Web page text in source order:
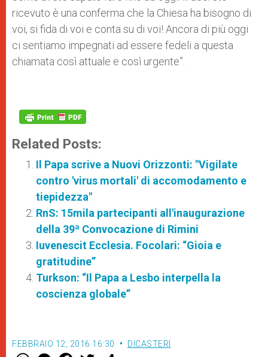
ricevuto è una conferma che la Chiesa ha bisogno di
voi, si fida di voi e conta su di voi! Ancora di più oggi
ci sentiamo impegnati ad essere fedeli a questa
chiamata così attuale e così urgente”.
Related Posts:
Il Papa scrive a Nuovi Orizzonti: "Vigilate
contro 'virus mortali' di accomodamento e
tiepidezza"
RnS: 15mila partecipanti all'inaugurazione
della 39ª Convocazione di Rimini
Iuvenescit Ecclesia. Focolari: “Gioia e
gratitudine”
Turkson: “Il Papa a Lesbo interpella la
coscienza globale”
FEBBRAIO 12, 2016 16:30 DICASTERI